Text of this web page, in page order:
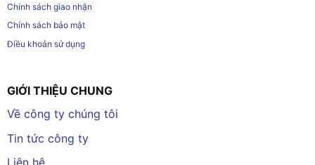
Chính sách giao nhận
Chính sách bảo mật
Điều khoản sử dụng
GIỚI THIỆU CHUNG
Về công ty chúng tôi
Tin tức công ty